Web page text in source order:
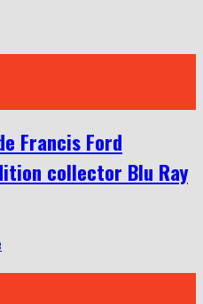
Francis Ford
collector Blu Ray